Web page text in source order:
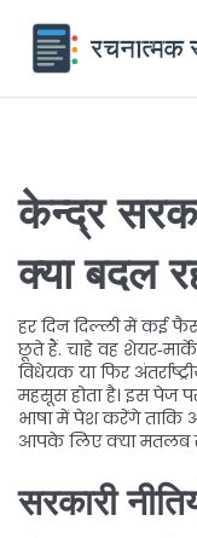
केन्द्र
क्या बदल
हर दिन दिल्ली में कई
छूते हैं. चाहे वह
विधेयक या फिर
महसूस होता है। इस पेज
भाषा में पेश करेंगे
आपके लिए क्या मतलब
सरकारी